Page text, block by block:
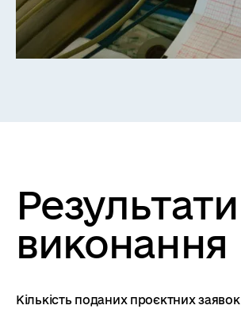
Результати
виконання
Кількість поданих проєктних заявок